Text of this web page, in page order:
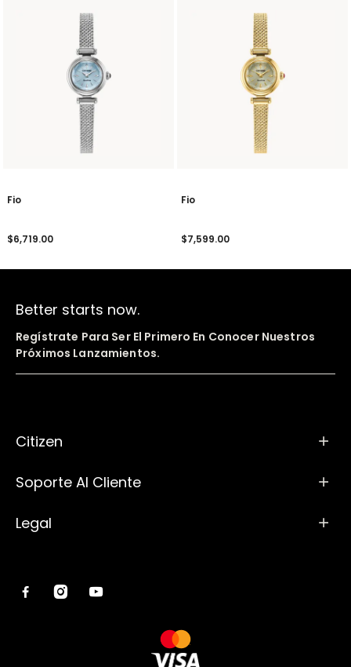
Fio
$6,719.00
Fio
$7,599.00
Better starts now.
Regístrate Para Ser El Primero En Conocer Nuestros
Próximos Lanzamientos.
Citizen
Soporte Al Cliente
Legal